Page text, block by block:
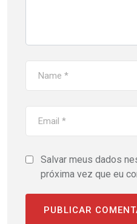
Salvar meus dados
próxima vez que eu